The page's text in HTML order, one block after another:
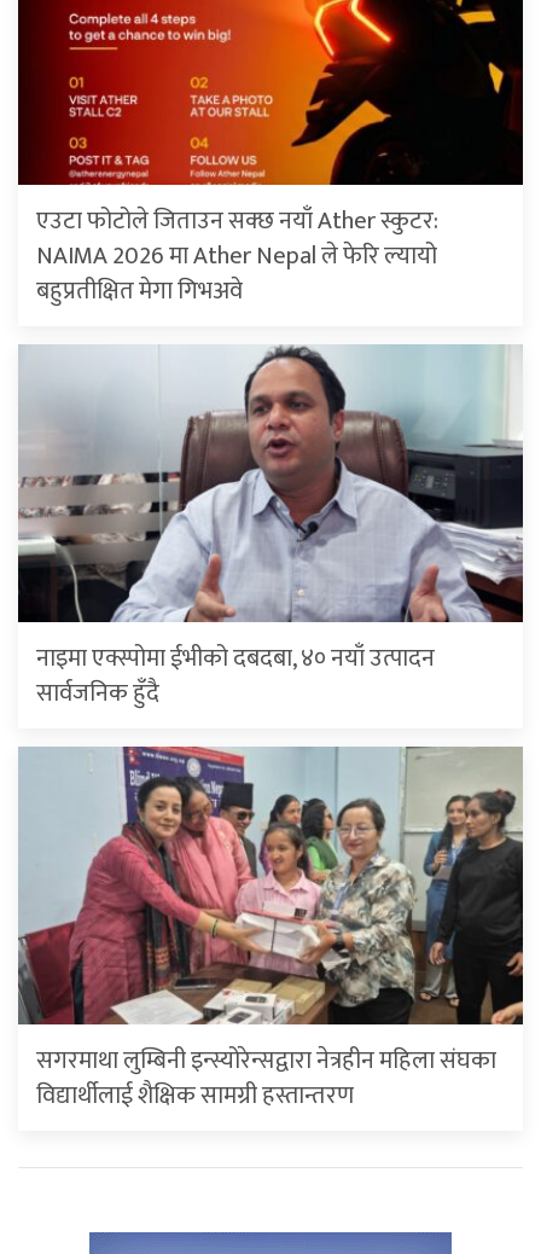
एउटा फोटोले जिताउन सक्छ नयाँ Ather स्कुटर:
NAIMA 2026 मा Ather Nepal ले फेरि ल्यायो
बहुप्रतीक्षित मेगा गिभअवे
नाइमा एक्स्पोमा ईभीको दबदबा, ४० नयाँ उत्पादन
सार्वजनिक हुँदै
सगरमाथा लुम्बिनी इन्स्योरेन्सद्वारा नेत्रहीन महिला संघका
विद्यार्थीलाई शैक्षिक सामग्री हस्तान्तरण